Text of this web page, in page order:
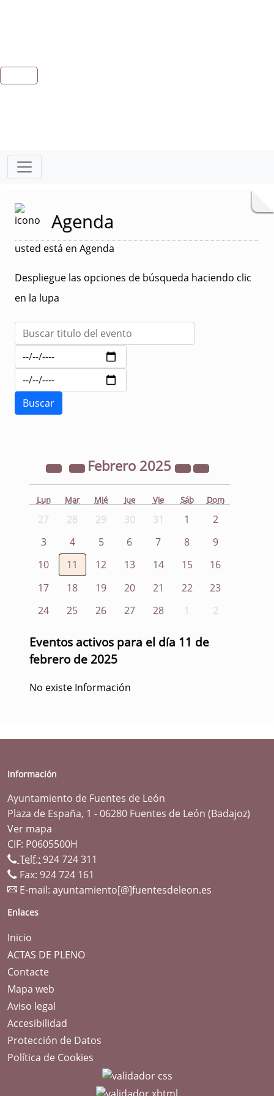
Agenda
usted está en Agenda
Despliegue las opciones de búsqueda haciendo clic
en la lupa
Febrero 2025
Lun Mar Mié Jue Vie Sáb Dom
27 28 29 30 31 1
2
3
4 5 6 7 8
9
10
11 12 13 14 15
16
17
18 19 20 21 22
23
24
25 26 27 28 1 2
Eventos activos para el día 11 de
febrero de 2025
No existe Información
Información
Ayuntamiento de Fuentes de León
Plaza de España, 1 - 06280 Fuentes de León (Badajoz)
Ver mapa
CIF: P0605500H
Telf.: 924 724 311
Fax: 924 724 161
E-mail: ayuntamiento[@]fuentesdeleon.es
Enlaces
Inicio
ACTAS DE PLENO
Contacte
Mapa web
Aviso legal
Accesibilidad
Protección de Datos
Política de Cookies